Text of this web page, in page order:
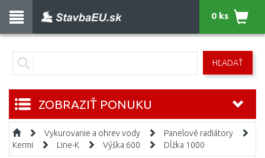
HĽADAŤ
0 ks
ZOBRAZIŤ PONUKU
Vykurovanie a ohrev vody
Panelové radiátory
Kermi
Line-K Výška 600 Dĺžka 1000